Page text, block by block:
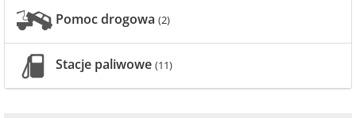
Pomoc drogowa (2)
Stacje paliwowe (11)